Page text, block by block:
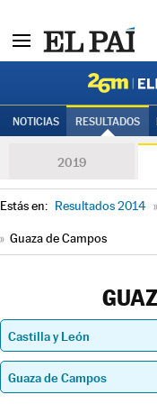
NOTICIAS RESULTADOS
2019
Estás en: Resultados 2014 »
» Guaza de Campos